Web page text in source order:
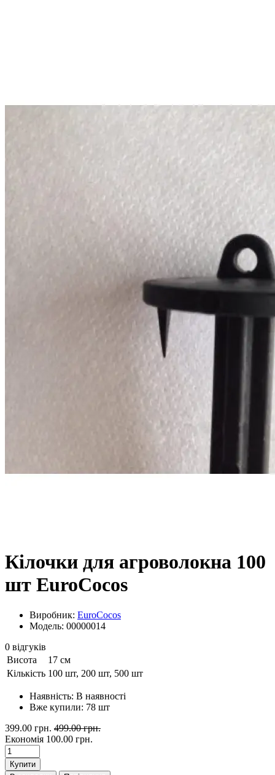
Кілочки для агроволокна 100
шт EuroCocos
Виробник: EuroCocos
Модель: 00000014
0 відгуків
Висота
17 см
Кількість 100 шт, 200 шт, 500 шт
Наявність: В наявності
Вже купили: 78 шт
399.00 грн. 499.00 грн.
Економія 100.00 грн.
Купити